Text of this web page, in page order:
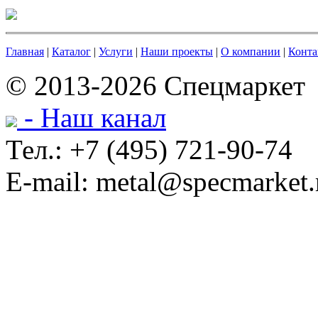
Главная | Каталог | Услуги | Наши проекты | О компании |
© 2013-2026 Спецмаркет
- Наш канал
Тел.: +7 (495) 721-90-74
E-mail: